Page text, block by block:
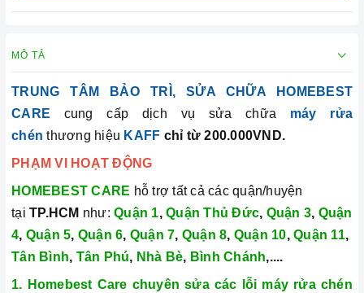
MÔ TẢ
TRUNG TÂM BẢO TRÌ, SỬA CHỮA HOMEBEST
CARE
cung cấp dịch vụ sửa chữa máy rửa
chén thương hiệu KAFF chỉ từ 200.000VND.
PHẠM VI HOẠT ĐỘNG
HOMEBEST CARE hỗ trợ tất cả các quận/huyện
tại TP.HCM như: Quận 1, Quận Thủ Đức, Quận 3, Quận
4, Quận 5, Quận 6, Quận 7, Quận 8, Quận 10, Quận 11,
Tân Bình, Tân Phú, Nhà Bè, Bình Chánh,....
1. Homebest Care chuyên sửa các lỗi máy rửa chén